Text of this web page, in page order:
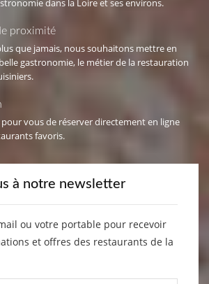
dans la Loire et ses environs.
proximité
que jamais, nous souhaitons mettre en
gastronomie, le métier de la restauration
vous de réserver directement en ligne
favoris.
à notre newsletter
ou votre portable pour recevoir
et offres des restaurants de la